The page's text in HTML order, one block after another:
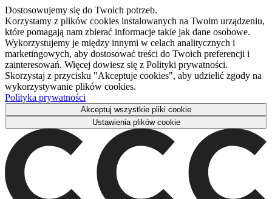
Dostosowujemy się do Twoich potrzeb.
Korzystamy z plików cookies instalowanych na Twoim urządzeniu,
które pomagają nam zbierać informacje takie jak dane osobowe.
Wykorzystujemy je między innymi w celach analitycznych i
marketingowych, aby dostosować treści do Twoich preferencji i
zainteresowań. Więcej dowiesz się z Polityki prywatności.
Skorzystaj z przycisku "Akceptuje cookies", aby udzielić zgody na
wykorzystywanie plików cookies.
Polityka prywatności
Akceptuj wszystkie pliki cookie
Ustawienia plików cookie